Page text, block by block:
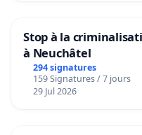
Stop à la
à Neuchâtel
294 signatures
159 Signatures / 7 jours
29 Jul 2026